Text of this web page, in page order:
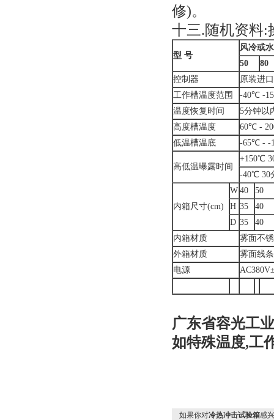
修)。
十三.随机资料:
型 号
风冷或
50
80
控制器
原装进
工作槽温度范围
-40℃ -
温度恢复时间
5分钟以
高度槽温度
60℃ -
低温槽温底
-65℃ - -
高低温曝露时间
+150℃
-40℃ 30
内箱尺寸(cm)
W 40
50
H 35
40
D 35
40
内箱材质
雾面不
外箱材质
雾面线
电源
广东省容光工
如特殊温度,工
如果你对冷热冲击试验箱感